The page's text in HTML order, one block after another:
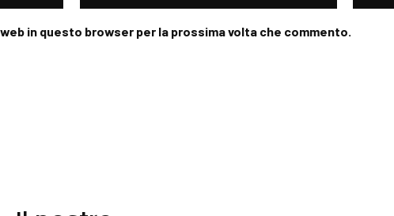
in questo browser per la prossima volta che commento.